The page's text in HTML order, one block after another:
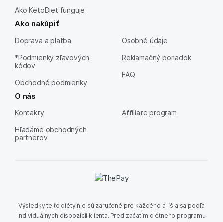
Ako KetoDiet funguje
Ako nakúpiť
Doprava a platba
*Podmienky zľavových
kódov
Obchodné podmienky
Osobné údaje
Reklamačný poriadok
FAQ
O nás
Kontakty
Hľadáme obchodných
partnerov
Affiliate program
Výsledky tejto diéty nie sú zaručené pre každého a líšia sa podľa
individuálnych dispozícií klienta. Pred začatím diétneho programu